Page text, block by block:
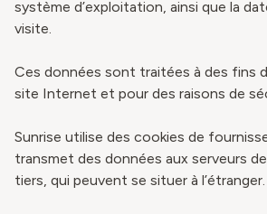
système d’exploitation, ainsi que la
visite.
Ces données sont traitées à des fins
site Internet et pour des raisons de
Sunrise utilise des cookies de
transmet des données aux serveurs
tiers, qui peuvent se situer à l’étranger.